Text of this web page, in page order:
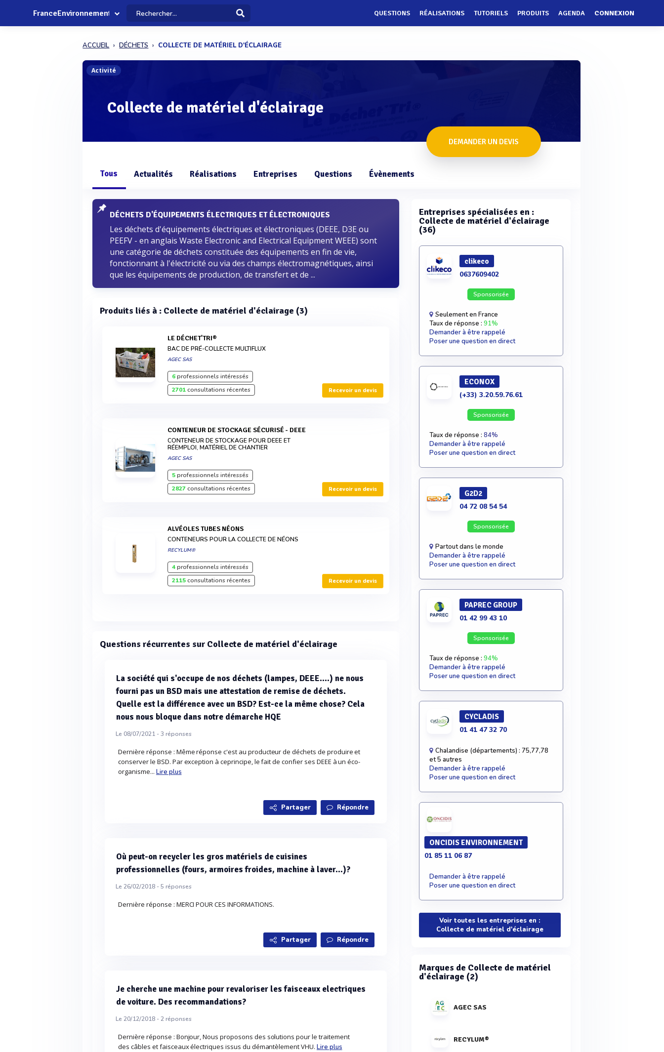
FranceEnvironnement QUESTIONS RÉALISATIONS TUTORIELS PRODUITS AGENDA CONNEXION
ACCUEIL DÉCHETS COLLECTE DE MATÉRIEL D'ÉCLAIRAGE
Activité
Collecte de matériel d'éclairage
DEMANDER UN DEVIS
Tous Actualités Réalisations Entreprises Questions Évènements
DÉCHETS D'ÉQUIPEMENTS ÉLECTRIQUES ET ÉLECTRONIQUES
Les déchets d'équipements électriques et électroniques (DEEE, D3E ou
PEEFV - en anglais Waste Electronic and Electrical Equipment WEEE) sont
une catégorie de déchets constituée des équipements en fin de vie,
fonctionnant à l'électricité ou via des champs électromagnétiques, ainsi
que les équipements de production, de transfert et de ...
Produits liés à : Collecte de matériel d'éclairage (3)
LE DÉCHET'TRI®
BAC DE PRÉ-COLLECTE MULTIFLUX
AGEC SAS
6professionnels intéressés
2701consultations récentes Recevoir un devis
CONTENEUR DE STOCKAGE SÉCURISÉ - DEEE
CONTENEUR DE STOCKAGE POUR DEEE ET
RÉEMPLOI, MATÉRIEL DE CHANTIER
AGEC SAS
5professionnels intéressés
2827consultations récentes Recevoir un devis
ALVÉOLES TUBES NÉONS
CONTENEURS POUR LA COLLECTE DE NÉONS
RECYLUM®
4professionnels intéressés
2115consultations récentes Recevoir un devis
Questions récurrentes sur Collecte de matériel d'éclairage
La société qui s'occupe de nos déchets (lampes, DEEE....) ne nous
fourni pas un BSD mais une attestation de remise de déchets.
Quelle est la différence avec un BSD? Est-ce la même chose? Cela
nous nous bloque dans notre démarche HQE
Le 08/07/2021 -3 réponses
Dernière réponse : Même réponse c'est au producteur de déchets de produire et
conserver le BSD. Par exception à ceprincipe, le fait de confier ses DEEE à un éco-
organisme... Lire plus
Partager Répondre
Où peut-on recycler les gros matériels de cuisines
professionnelles (fours, armoires froides, machine à laver...)?
Le 26/02/2018 -5 réponses
Dernière réponse : MERCI POUR CES INFORMATIONS.
Partager Répondre
Je cherche une machine pour revaloriser les faisceaux electriques
de voiture. Des recommandations?
Le 20/12/2018 -2réponses
Dernière réponse : Bonjour, Nous proposons des solutions pour le traitement
des câbles et faisceaux électriques issus du démantèlement VHU. Lire plus
Entreprises spécialisées en :
Collecte de matériel d'éclairage
(36)
clikeco
0637609402
Sponsorisée
Seulement en France
Taux de réponse : 91%
Demander à être rappelé
Poser une question en direct
ECONOX
(+33) 3.20.59.76.61
Sponsorisée
Taux de réponse : 84%
Demander à être rappelé
Poser une question en direct
G2D2
04 72 08 54 54
Sponsorisée
Partout dans le monde
Demander à être rappelé
Poser une question en direct
PAPREC GROUP
01 42 99 43 10
Sponsorisée
Taux de réponse : 94%
Demander à être rappelé
Poser une question en direct
CYCLADIS
01 41 47 32 70
Chalandise (départements) : 75,77,78
et 5 autres
Demander à être rappelé
Poser une question en direct
ONCIDIS ENVIRONNEMENT
01 85 11 06 87
Demander à être rappelé
Poser une question en direct
Voir toutes les entreprises en :
Collecte de matériel d'éclairage
Marques de Collecte de matériel
d'éclairage (2)
AGEC SAS
RECYLUM®